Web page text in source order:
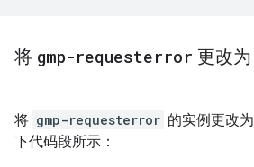
将 gmp-requesterror 更改为
将 gmp-requesterror 的实例更改为
下代码段所示：